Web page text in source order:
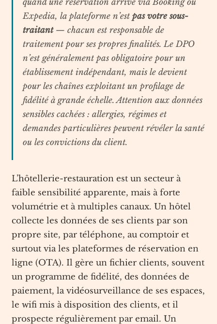
quand une réservation arrive via Booking ou
Expedia, la plateforme n’est pas votre sous-
traitant— chacun est responsable de
traitement pour ses propres finalités. Le DPO
n’est généralement pas obligatoire pour un
établissement indépendant, mais le devient
pour les chaînes exploitant un profilage de
fidélité à grande échelle. Attention aux données
sensibles cachées : allergies, régimes et
demandes particulières peuvent révéler la santé
ou les convictions du client.
L’hôtellerie-restauration est un secteur à
faible sensibilité apparente, mais à forte
volumétrie et à multiples canaux. Un hôtel
collecte les données de ses clients par son
propre site, par téléphone, au comptoir et
surtout via les plateformes de réservation en
ligne (OTA). Il gère un fichier clients, souvent
un programme de fidélité, des données de
paiement, la vidéosurveillance de ses espaces,
le wifi mis à disposition des clients, et il
prospecte régulièrement par email. Un